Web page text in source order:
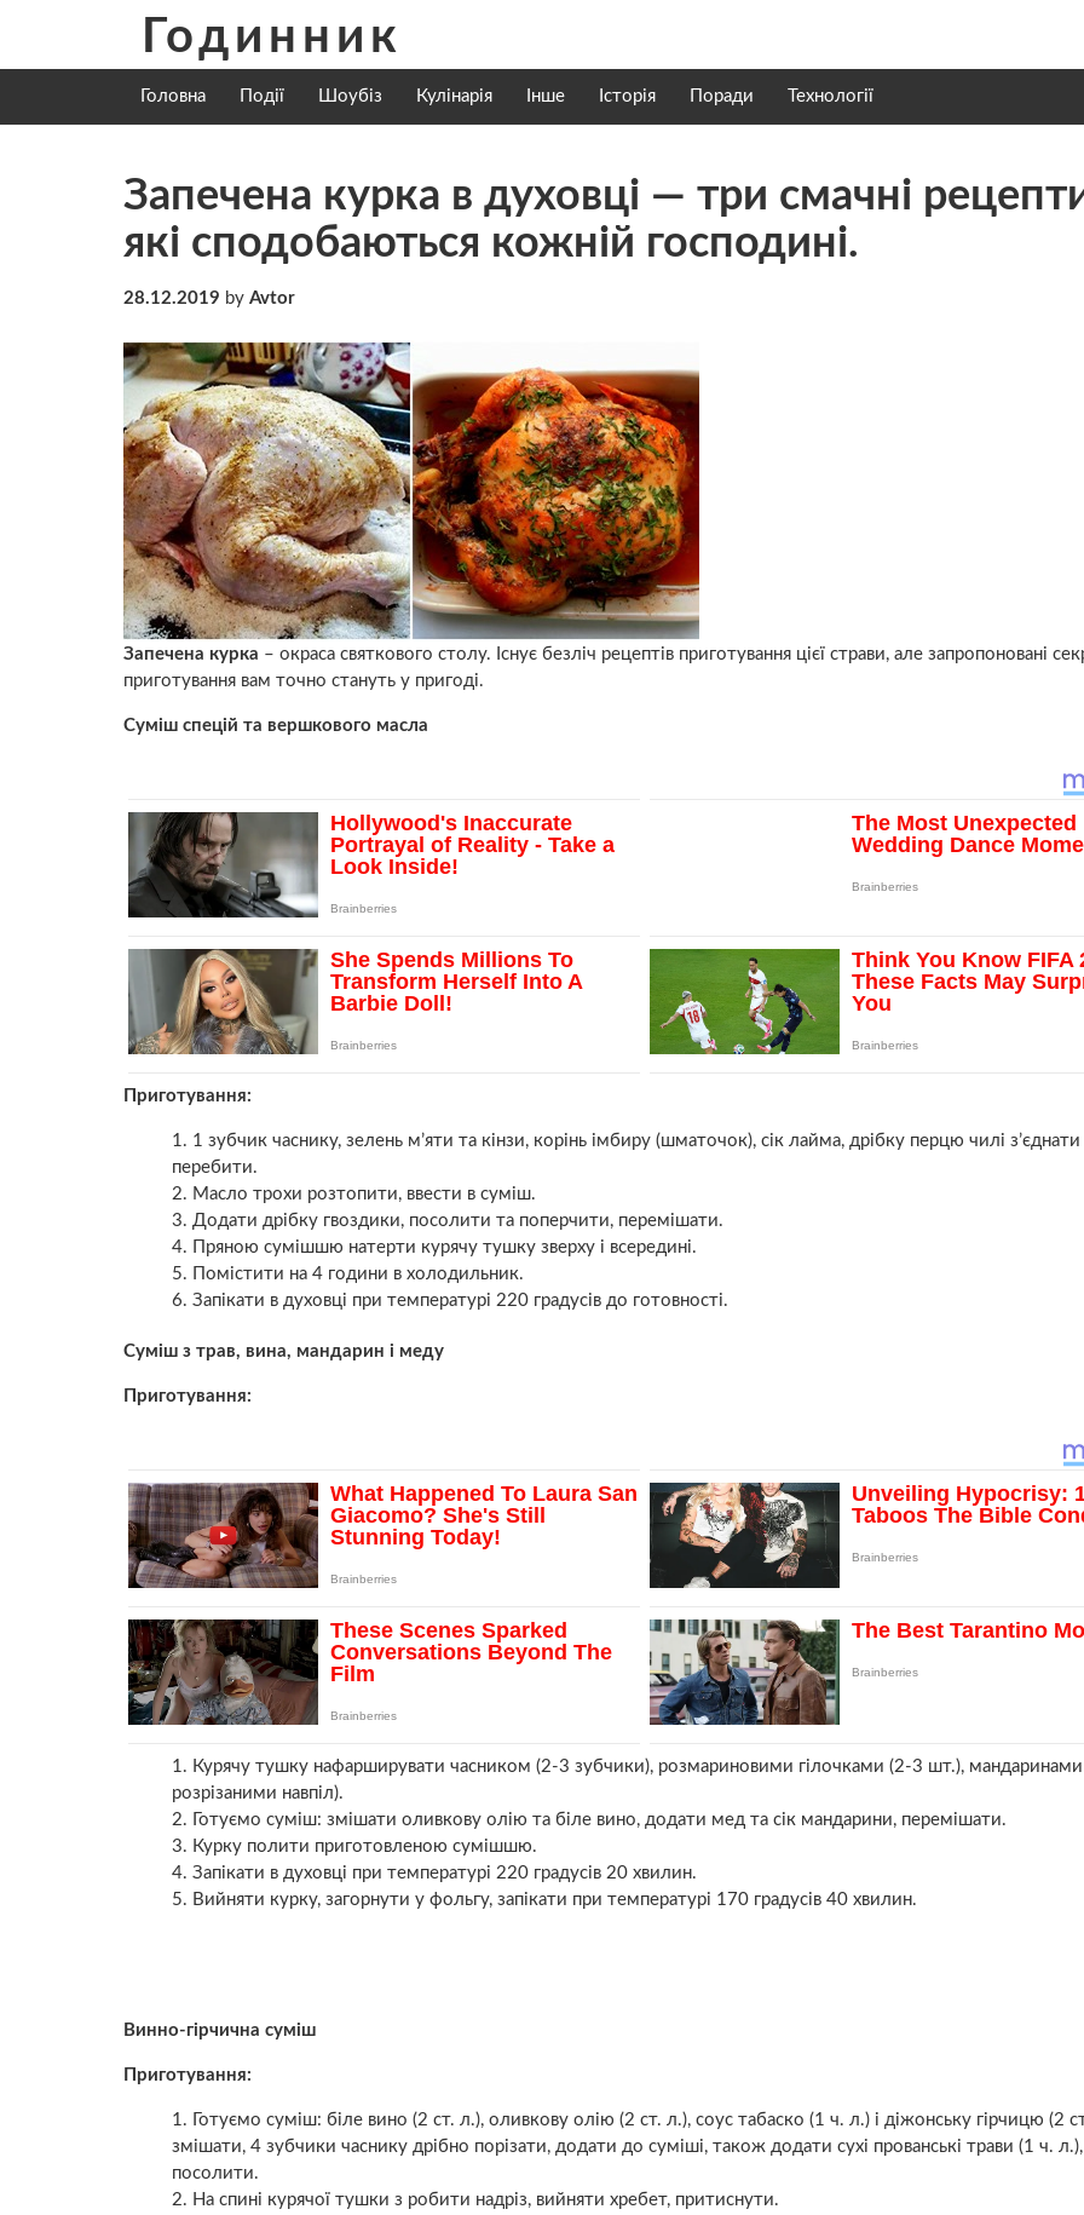
content
Годинник
Головна Події Шоубіз Кулінарія Інше Історія Поради Технології
Запечена курка в духовці — три смачні
які сподобаються кожній господині.
28.12.2019 by Avtor
Запечена курка – окраса святкового столу. Існує безліч рецептів приготування цієї страви, але запропоновані
приготування вам точно стануть у пригоді.
Суміш спецій та вершкового масла
Приготування:
1 зубчик часнику, зелень м’яти та кінзи, корінь імбиру (шматочок), сік лайма, дрібку перцю чилі з’єднати
перебити.
Масло трохи розтопити, ввести в суміш.
Додати дрібку гвоздики, посолити та поперчити, перемішати.
Пряною сумішшю натерти курячу тушку зверху і всередині.
Помістити на 4 години в холодильник.
Запікати в духовці при температурі 220 градусів до готовності.
Суміш з трав, вина, мандарин і меду
Приготування:
Курячу тушку нафарширувати часником (2-3 зубчики), розмариновими гілочками (2-3 шт.),
розрізаними навпіл).
Готуємо суміш: змішати оливкову олію та біле вино, додати мед та сік мандарини, перемішати.
Курку полити приготовленою сумішшю.
Запікати в духовці при температурі 220 градусів 20 хвилин.
Вийняти курку, загорнути у фольгу, запікати при температурі 170 градусів 40 хвилин.
Винно-гірчична суміш
Приготування:
Готуємо суміш: біле вино (2 ст. л.), оливкову олію (2 ст. л.), соус табаско (1 ч. л.) і діжонську гірчицю (2
змішати, 4 зубчики часнику дрібно порізати, додати до суміші, також додати сухі прованські трави (1 ч. л.),
посолити.
На спині курячої тушки з робити надріз, вийняти хребет, притиснути.